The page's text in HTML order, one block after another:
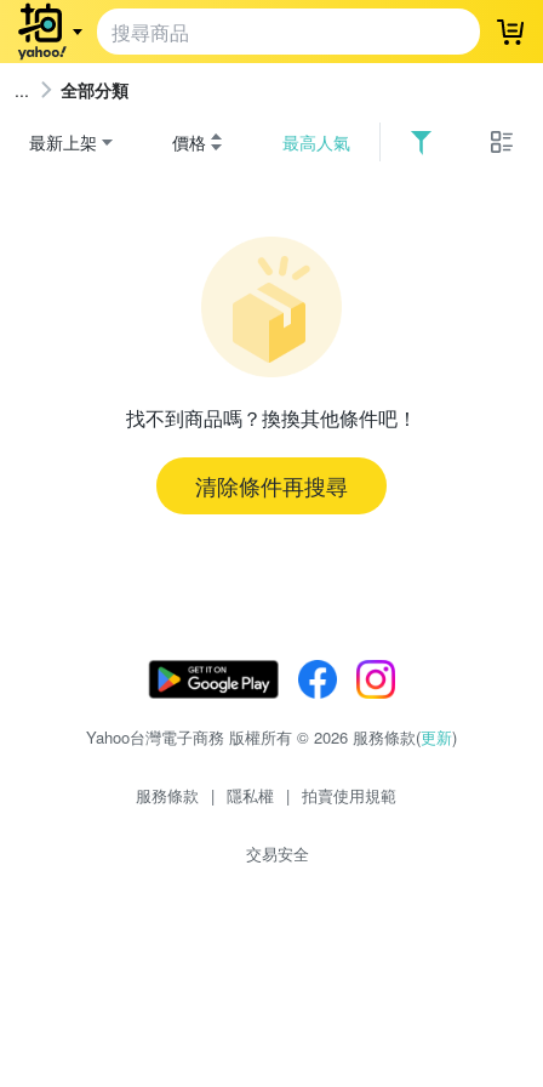
登
全部分類
最新上架 價格 最高人氣
找不到商品嗎？換換其他條件吧！
清除條件再搜尋
Yahoo台灣電子商務 版權所有 © 2026 服務條款(更新)
服務條款 | 隱私權 | 拍賣使用規範
交易安全